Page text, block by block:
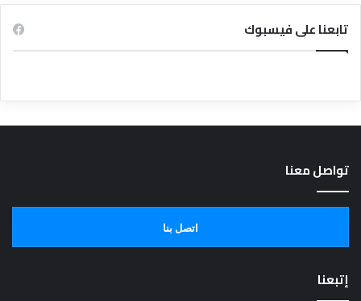
تابعنا على فيسبوك
تواصل معنا
اتصل بنا
إتبعنا